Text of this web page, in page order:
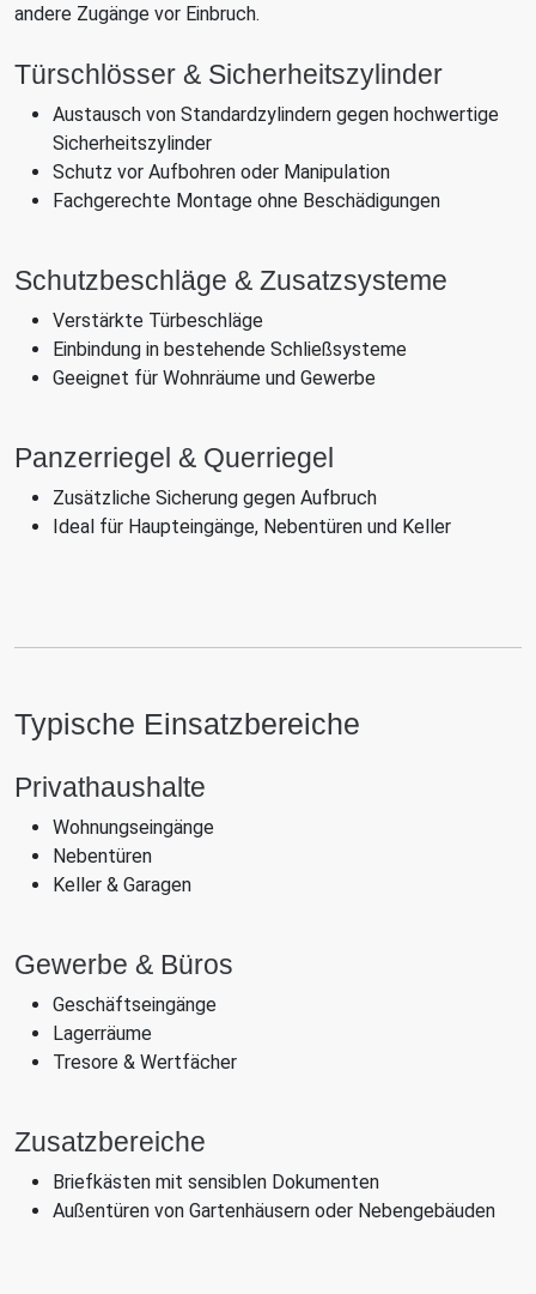
andere Zugänge vor Einbruch.
Türschlösser & Sicherheitszylinder
Austausch von Standardzylindern gegen hochwertige
Sicherheitszylinder
Schutz vor Aufbohren oder Manipulation
Fachgerechte Montage ohne Beschädigungen
Schutzbeschläge & Zusatzsysteme
Verstärkte Türbeschläge
Einbindung in bestehende Schließsysteme
Geeignet für Wohnräume und Gewerbe
Panzerriegel & Querriegel
Zusätzliche Sicherung gegen Aufbruch
Ideal für Haupteingänge, Nebentüren und Keller
Typische Einsatzbereiche
Privathaushalte
Wohnungseingänge
Nebentüren
Keller & Garagen
Gewerbe & Büros
Geschäftseingänge
Lagerräume
Tresore & Wertfächer
Zusatzbereiche
Briefkästen mit sensiblen Dokumenten
Außentüren von Gartenhäusern oder Nebengebäuden